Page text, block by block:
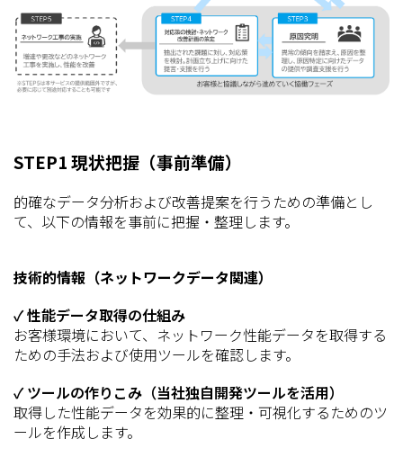
STEP1 現状把握（事前準備）
的確なデータ分析および改善提案を行うための準備とし
て、以下の情報を事前に把握・整理します。
技術的情報（ネットワークデータ関連）
✓ 性能データ取得の仕組み
お客様環境において、ネットワーク性能データを取得する
ための手法および使用ツールを確認します。
✓ ツールの作りこみ（当社独自開発ツールを活用）
取得した性能データを効果的に整理・可視化するためのツ
ールを作成します。